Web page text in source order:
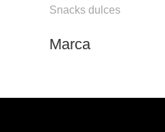
Snacks dulces
Marca